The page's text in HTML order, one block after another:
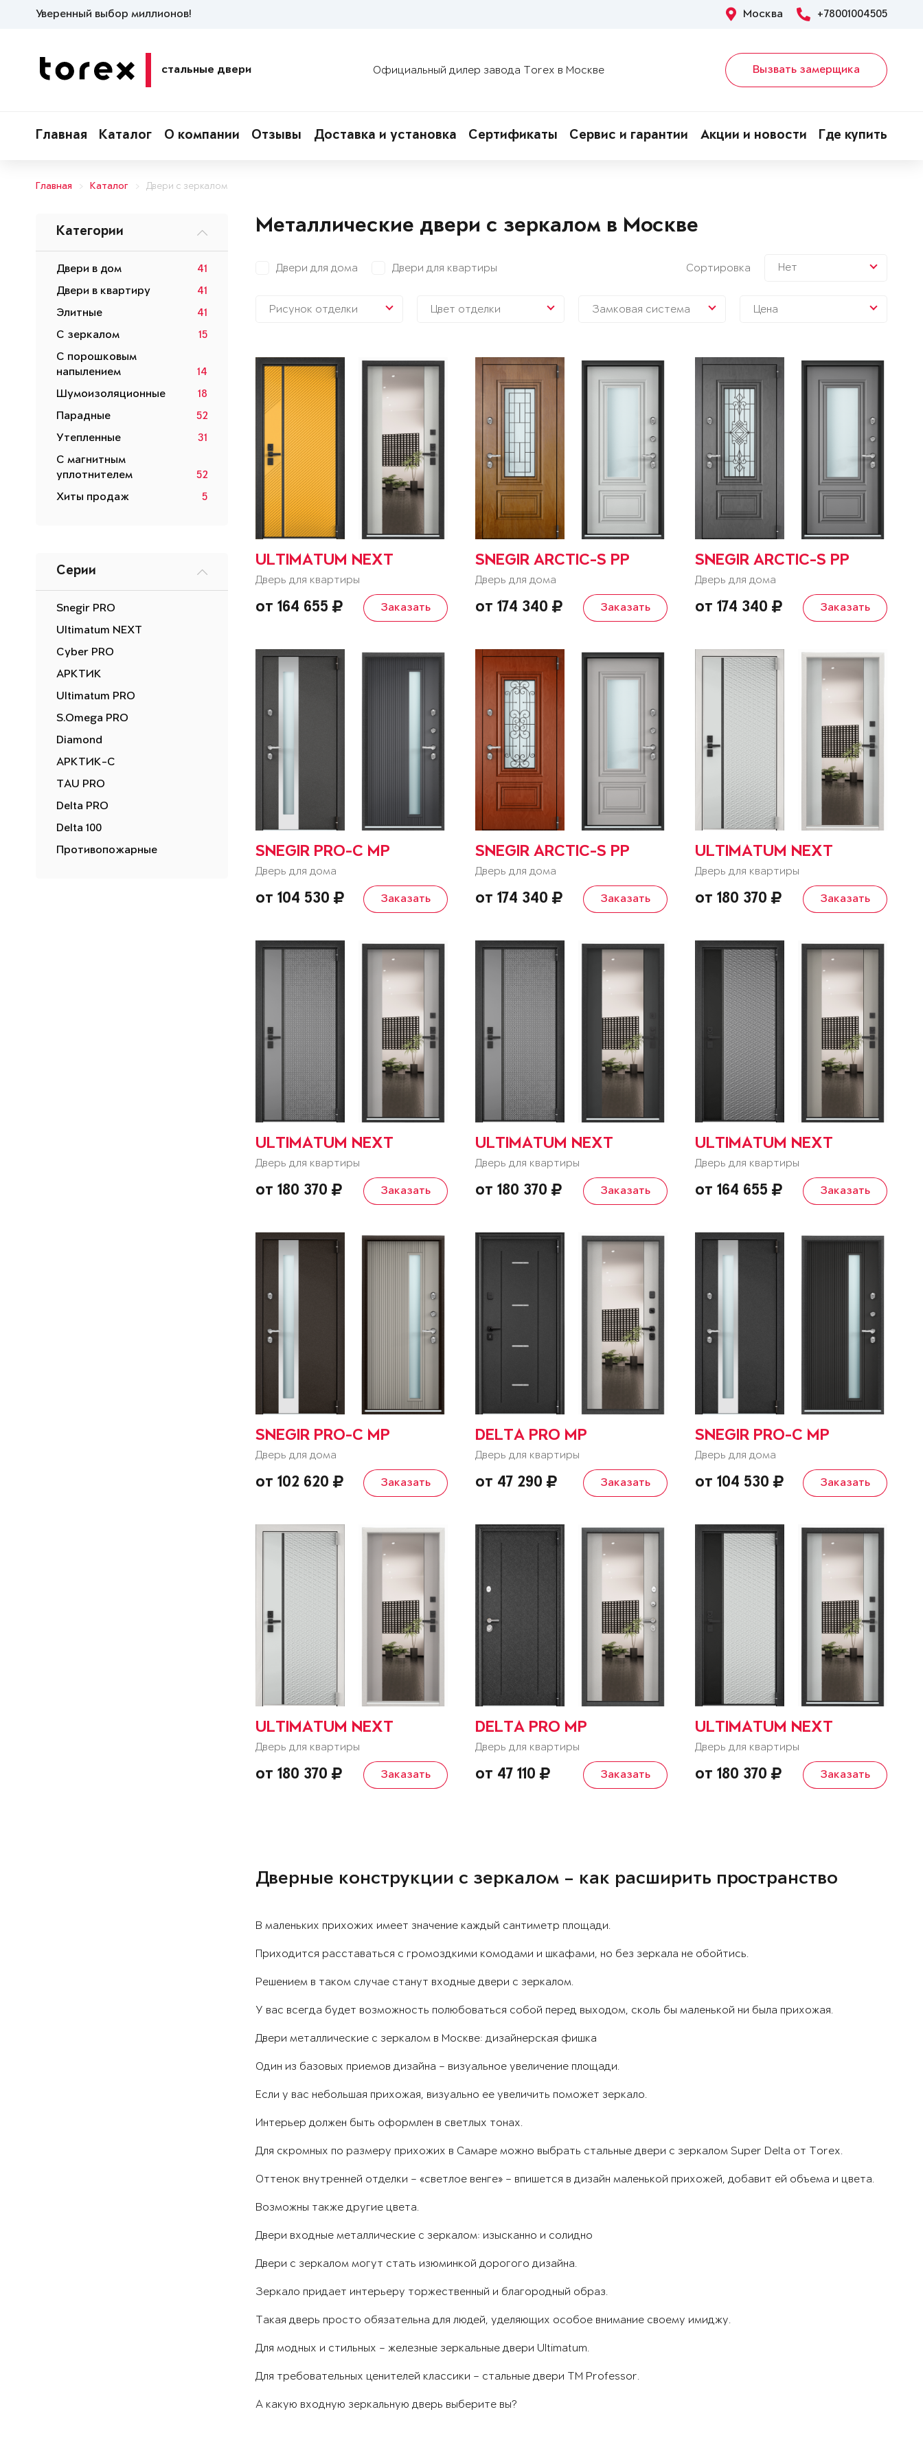
Уверенный выбор миллионов! Москва +78001004505
стальные двери Официальный дилер завода Torex в Москве Вызвать замерщика
Главная Каталог О компании Отзывы Доставка и установка Сертификаты Сервис и гарантии Акции и новости Где купить
Главная Каталог Двери с зеркалом
Категории
Двери в дом
41
Двери в квартиру
41
Элитные
41
С зеркалом
15
С порошковым
напылением
14
Шумоизоляционные
18
Парадные
52
Утепленные
31
С магнитным
уплотнителем
52
Хиты продаж
5
Серии
Snegir PRO
Ultimatum NEXT
Cyber PRO
АРКТИК
Ultimatum PRO
S.Omega PRO
Diamond
АРКТИК-С
TAU PRO
Delta PRO
Delta 100
Противопожарные
Металлические двери с зеркалом в Москве
Двери для дома Двери для квартиры Сортировка Нет
Рисунок отделки Цвет отделки Замковая система Цена
ULTIMATUM NEXT
Дверь для квартиры
от 164 655 Заказать
SNEGIR ARCTIC-S PP
Дверь для дома
от 174 340 Заказать
SNEGIR ARCTIC-S PP
Дверь для дома
от 174 340 Заказать
SNEGIR PRO-C MP
Дверь для дома
от 104 530 Заказать
SNEGIR ARCTIC-S PP
Дверь для дома
от 174 340 Заказать
ULTIMATUM NEXT
Дверь для квартиры
от 180 370 Заказать
ULTIMATUM NEXT
Дверь для квартиры
от 180 370 Заказать
ULTIMATUM NEXT
Дверь для квартиры
от 180 370 Заказать
ULTIMATUM NEXT
Дверь для квартиры
от 164 655 Заказать
SNEGIR PRO-C MP
Дверь для дома
от 102 620 Заказать
DELTA PRO MP
Дверь для квартиры
от 47 290 Заказать
SNEGIR PRO-C MP
Дверь для дома
от 104 530 Заказать
ULTIMATUM NEXT
Дверь для квартиры
от 180 370 Заказать
DELTA PRO MP
Дверь для квартиры
от 47 110 Заказать
ULTIMATUM NEXT
Дверь для квартиры
от 180 370 Заказать
Дверные конструкции с зеркалом – как расширить пространство
В маленьких прихожих имеет значение каждый сантиметр площади.
Приходится расставаться с громоздкими комодами и шкафами, но без зеркала не обойтись.
Решением в таком случае станут входные двери с зеркалом.
У вас всегда будет возможность полюбоваться собой перед выходом, сколь бы маленькой ни была прихожая.
Двери металлические с зеркалом в Москве: дизайнерская фишка
Один из базовых приемов дизайна – визуальное увеличение площади.
Если у вас небольшая прихожая, визуально ее увеличить поможет зеркало.
Интерьер должен быть оформлен в светлых тонах.
Для скромных по размеру прихожих в Самаре можно выбрать стальные двери с зеркалом Super Delta от Torex.
Оттенок внутренней отделки – «светлое венге» – впишется в дизайн маленькой прихожей, добавит ей объема и цвета.
Возможны также другие цвета.
Двери входные металлические с зеркалом: изысканно и солидно
Двери с зеркалом могут стать изюминкой дорогого дизайна.
Зеркало придает интерьеру торжественный и благородный образ.
Такая дверь просто обязательна для людей, уделяющих особое внимание своему имиджу.
Для модных и стильных – железные зеркальные двери Ultimatum.
Для требовательных ценителей классики – стальные двери ТМ Professor.
А какую входную зеркальную дверь выберите вы?